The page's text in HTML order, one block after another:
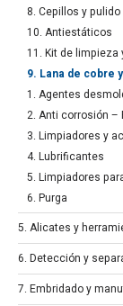
8. Cepillos y pulido
10. Antiestáticos
11. Kit de
9. Lana de cobre
1. Agentes
2. Anti corrosión –
3. Limpiadores y
4. Lubrificantes
5. Limpiadores
6. Purga
5. Alicates y
6. Detección y
7. Embridado y